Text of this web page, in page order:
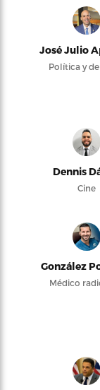
José Julio
Política y
Dennis
Cine
González
Médico